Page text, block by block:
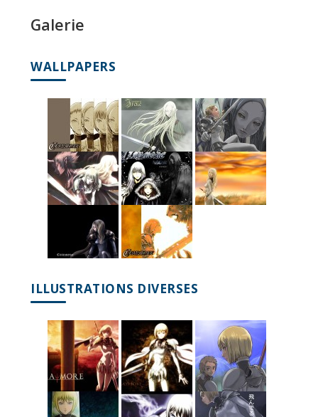
Galerie
WALLPAPERS
ILLUSTRATIONS DIVERSES